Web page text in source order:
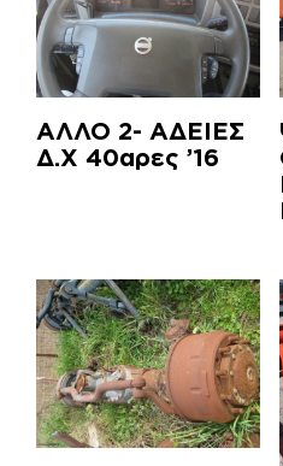
ΑΛΛΟ 2- ΑΔΕΙΕΣ
Δ.Χ 40αρες ’16